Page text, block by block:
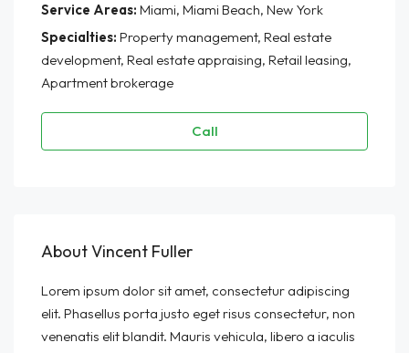
Service Areas: Miami, Miami Beach, New York
Specialties: Property management, Real estate
development, Real estate appraising, Retail leasing,
Apartment brokerage
Call
About Vincent Fuller
Lorem ipsum dolor sit amet, consectetur adipiscing
elit. Phasellus porta justo eget risus consectetur, non
venenatis elit blandit. Mauris vehicula, libero a iaculis